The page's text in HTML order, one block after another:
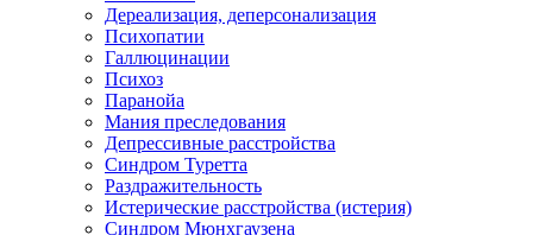
Дереализация, деперсонализация
Психопатии
Галлюцинации
Психоз
Паранойа
Мания преследования
Депрессивные расстройства
Синдром Туретта
Раздражительность
Истерические расстройства (истерия)
Синдром Мюнхгаузена